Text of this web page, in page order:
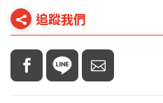
追蹤我們